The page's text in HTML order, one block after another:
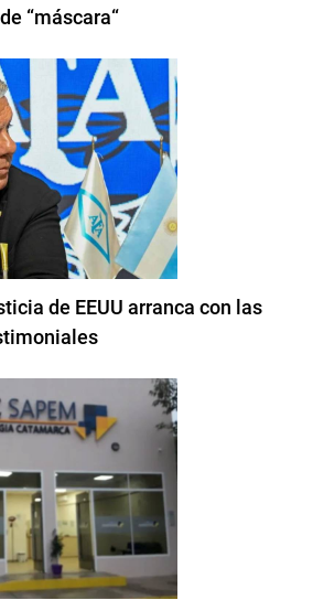
“máscara“
de EEUU arranca con las